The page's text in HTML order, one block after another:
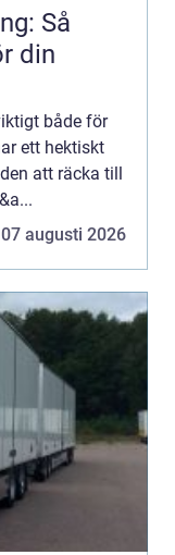
Så
din
både för
ett hektiskt
att räcka till
07 augusti 2026